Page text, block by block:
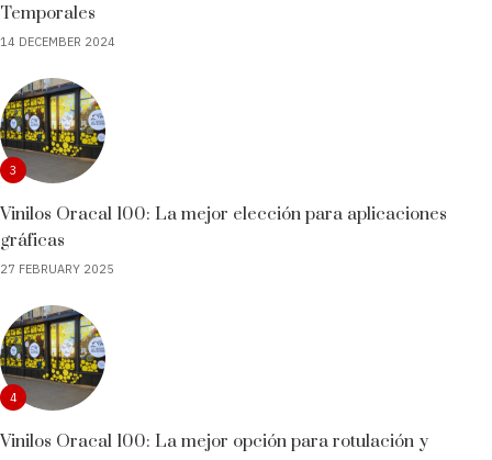
Temporales
14 DECEMBER 2024
3
Vinilos Oracal 100: La mejor elección para aplicaciones
gráficas
27 FEBRUARY 2025
4
Vinilos Oracal 100: La mejor opción para rotulación y